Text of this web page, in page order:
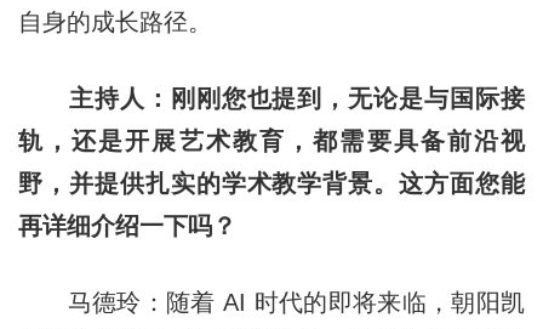
自身的成长路径。
主持人：刚刚您也提到，无论是与国际接
轨，还是开展艺术教育，都需要具备前沿视
野，并提供扎实的学术教学背景。这方面您能
再详细介绍一下吗？
马德玲：随着 AI 时代的即将来临，朝阳凯